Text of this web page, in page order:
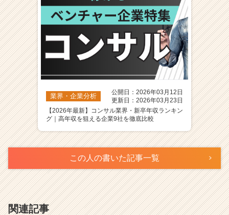
業界・企業分析
公開日：2026年03月12日
更新日：2026年03月23日
【2026年最新】コンサル業界・新卒年収ランキン
グ｜高年収を狙える企業9社を徹底比較
この人の書いた記事一覧
関連記事